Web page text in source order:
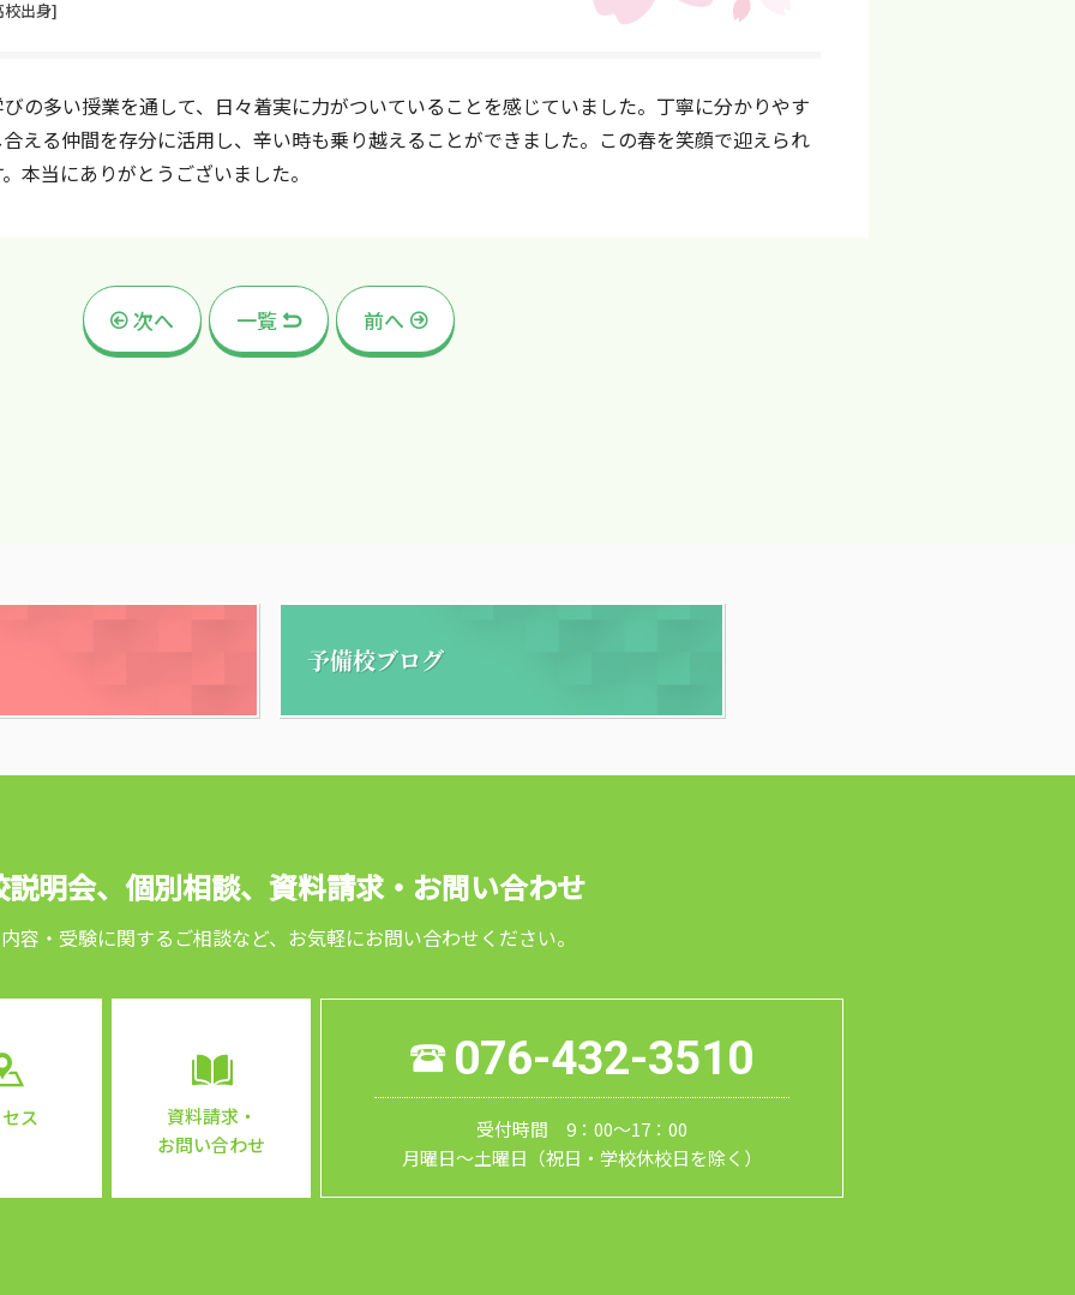
出身]
の多い授業を通して、日々着実に力がついていることを感じていました。丁寧に分かりやす
える仲間を存分に活用し、辛い時も乗り越えることができました。この春を笑顔で迎えられ
本当にありがとうございました。
次へ 一覧 前へ
予備校ブログ
明会、個別相談、 資料請求・お問い合わせ
容・受験に関するご相談など、お気軽にお問い合わせください。
ス
資料請求・
お問い合わせ
076-432-3510
受付時間 9：00～17：00
月曜日～土曜日（祝日・学校休校日を除く）